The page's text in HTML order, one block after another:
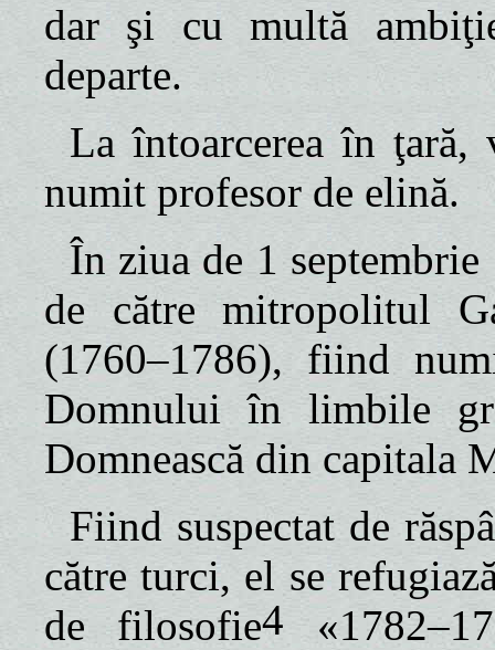
dar şi cu multă
departe.
La întoarcerea în
numit profesor de elină.
În ziua de 1 septembrie
de către mitropolitul
(1760–1786), fiind
Domnului în limbile
Domnească din capitala
Fiind suspectat de
către turci, el se
de filosofie4